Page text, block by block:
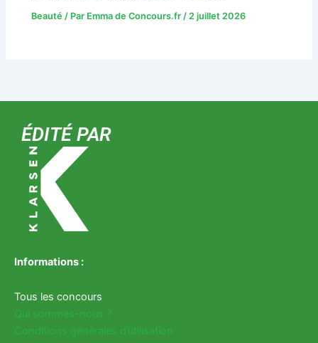
Beauté / Par Emma de Concours.fr / 2 juillet 2026
ÉDITÉ PAR
Informations :
Tous les concours
Qui sommes-nous ?
Conditions générales d’utilisation